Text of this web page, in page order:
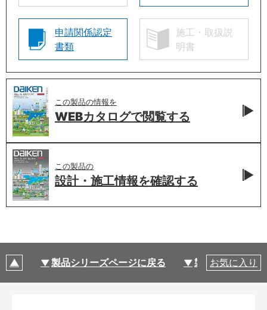
申請関係認定
書類
施工・取扱説
明書
この製品の情報を
WEBカタログで閲覧する
この製品の
設計・施工情報を確認する
製品シリーズページに戻る 製品仕様
お気に入り